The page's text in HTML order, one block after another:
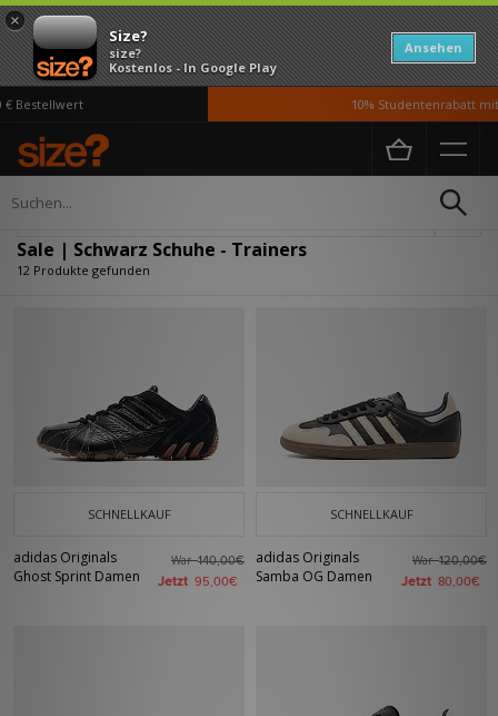
×
Size?
size?
Kostenlos - In Google Play
Ansehen
10% Studentenrabatt mit
Home Damen
Sale | Schwarz Schuhe - Trainers
12 Produkte gefunden
SCHNELLKAUF
adidas Originals
Ghost Sprint Damen
War140,00€
Jetzt 95,00€
SCHNELLKAUF
adidas Originals
Samba OG Damen
War120,00€
Jetzt 80,00€